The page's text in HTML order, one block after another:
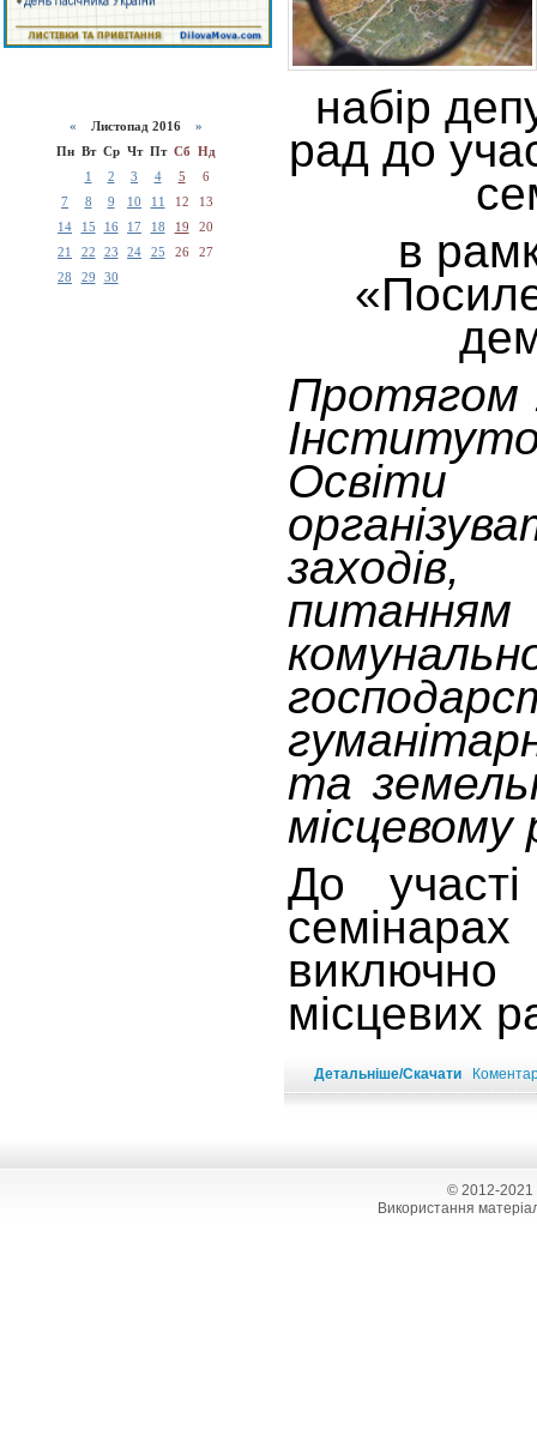
« Листопад 2016 »
Пн Вт Ср Чт Пт Сб Нд
1
2 3 4 5
6
7
8 9 10 11 12
13
14
15 16 17 18 19
20
21
22 23 24 25 26
27
28
29 30
набір
рад до
в
Протягом
Освіти
та
місцевому
До
місцевих
Детальніше/Скачати
© 2012-2021
Використання